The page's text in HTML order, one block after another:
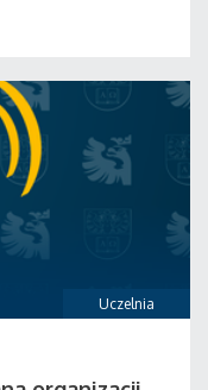
Uczelnia